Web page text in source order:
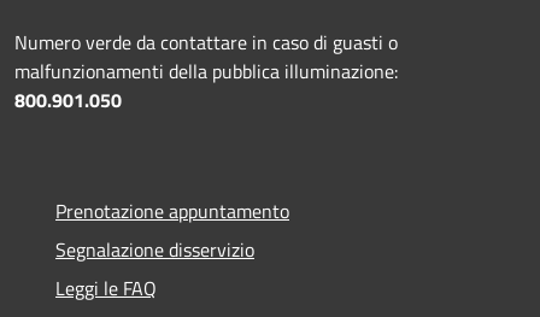
Numero verde da contattare in caso di guasti o
malfunzionamenti della pubblica illuminazione:
800.901.050
Prenotazione appuntamento
Segnalazione disservizio
Leggi le FAQ